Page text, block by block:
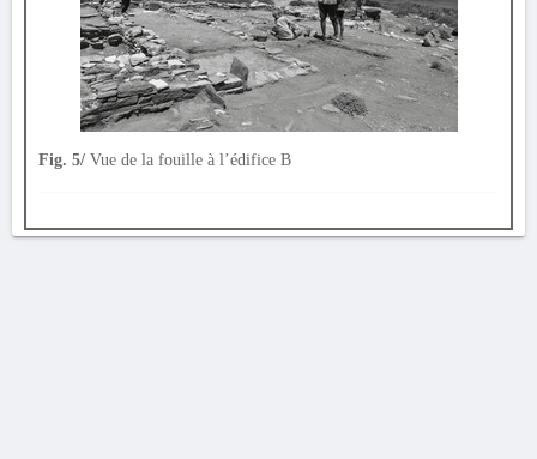
Fig. 5/ Vue de la fouille à l’édifice B